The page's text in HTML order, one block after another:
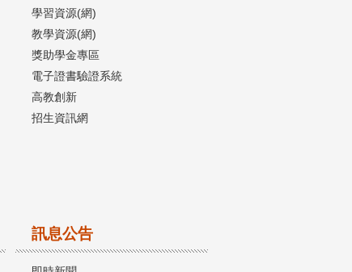
學習資源(網)
教學資源(網)
獎助學金專區
電子證書驗證系統
高教創新
招生資訊網
訊息公告